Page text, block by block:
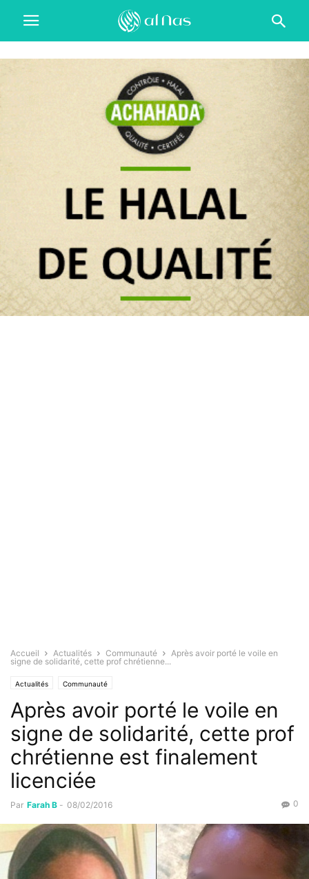
Accueil Actualités Communauté
Après avoir porté le voile en
signe de solidarité, cette prof chrétienne...
Actualités Communauté
Après avoir porté le voile en
signe de solidarité, cette prof
chrétienne est finalement
licenciée
Par Farah B - 08/02/2016 0